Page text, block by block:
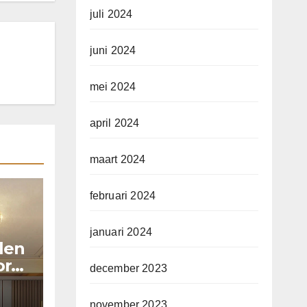
juli 2024
juni 2024
mei 2024
april 2024
maart 2024
februari 2024
januari 2024
december 2023
november 2023